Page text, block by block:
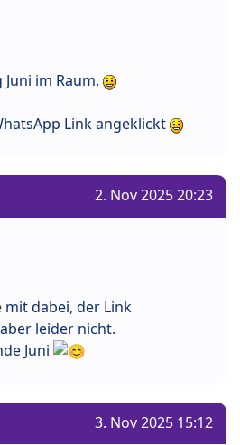
im Raum.
Link angeklickt
2. Nov 2025 20:23
mit dabei, der Link
leider nicht.
Juni
3. Nov 2025 15:12